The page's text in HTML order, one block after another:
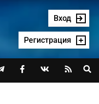
Вход
Регистрация
  